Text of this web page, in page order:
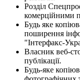
Розділ
комерційними
Будь яке
поширення
"Інтерфакс-
Власник веб-
публікації.
Будь-яке